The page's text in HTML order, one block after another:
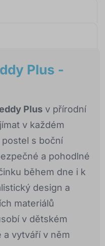
Plus -
Plus v přírodní
v každém
s boční
a pohodlné
během dne i k
design a
materiálů
v dětském
a vytváří v něm